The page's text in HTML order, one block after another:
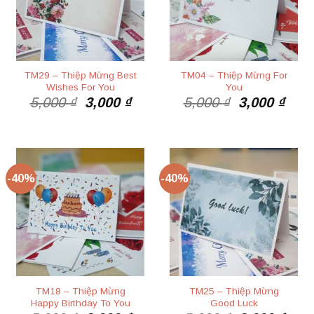
TM29 – Thiệp Mừng Best
Wishes For You
5,000₫
Giá
5,000 ₫.
3,000 ₫Giá
là:
3,000 ₫.
TM04 – Thiệp Mừng For
You
5,000₫
Giá
5,000 ₫.
3,000 ₫Giá
là:
-40%
TM18 – Thiệp Mừng
Happy Birthday To You
-40%
TM25 – Thiệp Mừng
Good Luck